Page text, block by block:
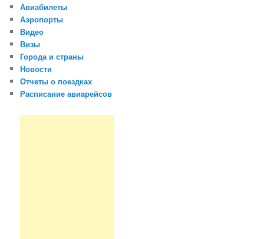
Авиабилеты
Аэропорты
Видео
Визы
Города и страны
Новости
Отчеты о поездках
Расписание авиарейсов